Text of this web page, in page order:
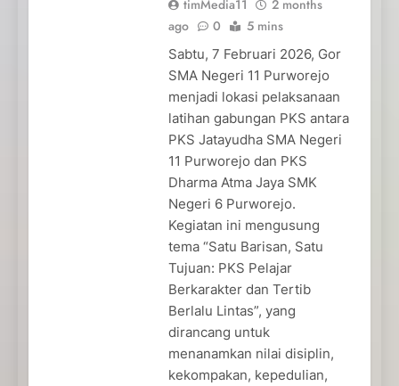
timMedia11
2 months
ago
0 5 mins
Sabtu, 7 Februari 2026, Gor
SMA Negeri 11 Purworejo
menjadi lokasi pelaksanaan
latihan gabungan PKS antara
PKS Jatayudha SMA Negeri
11 Purworejo dan PKS
Dharma Atma Jaya SMK
Negeri 6 Purworejo.
Kegiatan ini mengusung
tema “Satu Barisan, Satu
Tujuan: PKS Pelajar
Berkarakter dan Tertib
Berlalu Lintas”, yang
dirancang untuk
menanamkan nilai disiplin,
kekompakan, kepedulian,